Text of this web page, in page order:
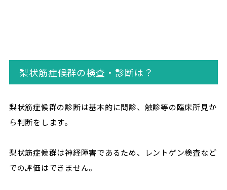
梨状筋症候群の検査・診断は？
梨状筋症候群の診断は基本的に問診、触診等の臨床所見か
ら判断をします。
梨状筋症候群は神経障害であるため、レントゲン検査など
での評価はできません。